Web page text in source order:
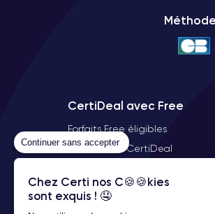
Continuer sans accepter
Chez Certi nos C🍪🍪kies
sont exquis ! 🤤
CertiDeal avec Free
Forfaits Free éligibles
Offre Free X CertiDeal